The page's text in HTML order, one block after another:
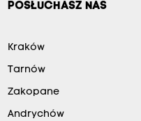
POSŁUCHASZ NAS
Kraków
Tarnów
Zakopane
Andrychów